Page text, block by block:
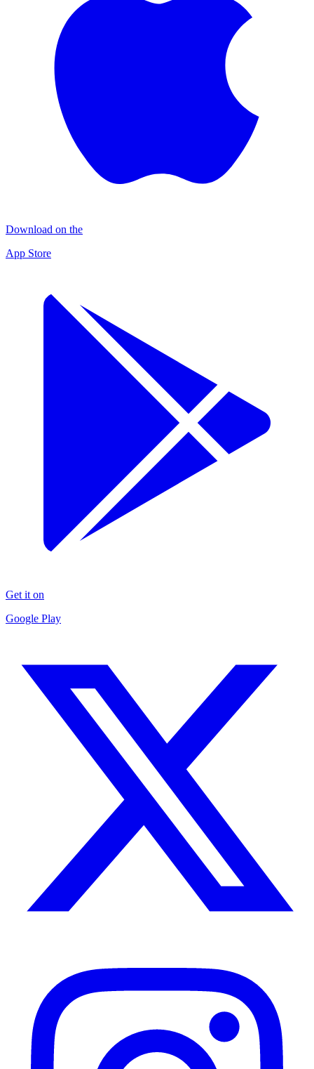
Download on the
App Store
Get it on
Google Play